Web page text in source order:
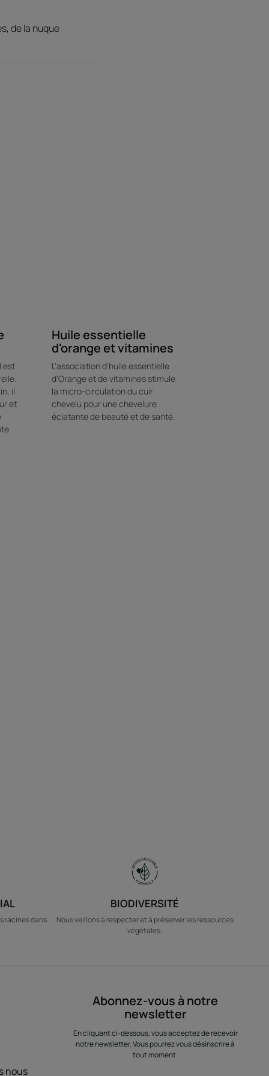
et éclatante, la matière cheveux est
environnementales
de la nuque
est
il
et
Huile essentielle
d'orange et vitamines
L'association d'huile essentielle
d'Orange et de vitamines stimule
la micro-circulation du cuir
chevelu pour une chevelure
éclatante de beauté et de santé.
racines dans
BIODIVERSITÉ
Nous veillons à respecter et à préserver les ressources
végétales.
Abonnez-vous à notre
newsletter
En cliquant ci-dessous, vous acceptez de recevoir
notre newsletter. Vous pourrez vous désinscrire à
tout moment.
nous